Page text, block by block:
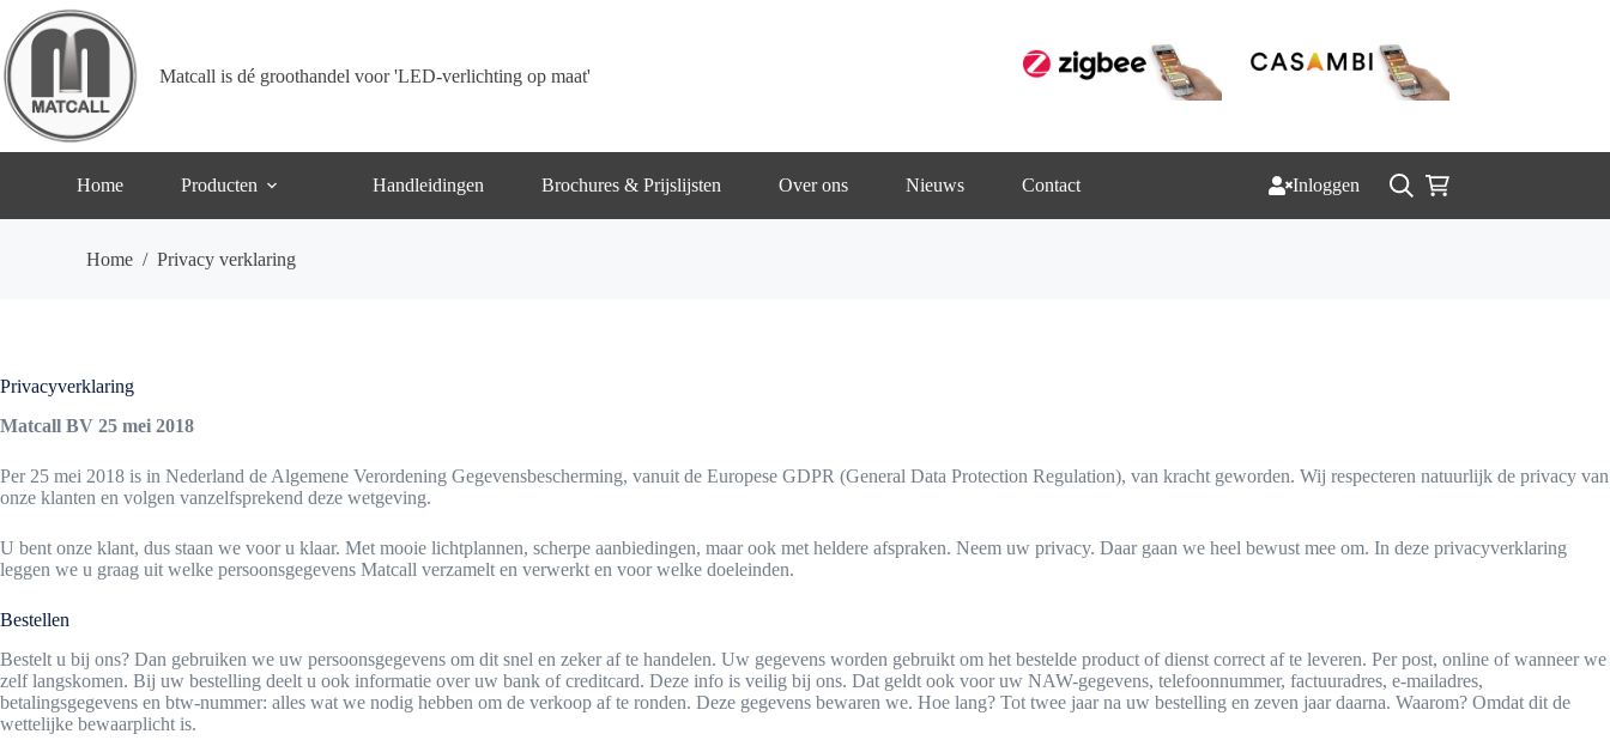
naar
de
inhoud
Matcall is dé groothandel voor 'LED-verlichting op maat'
Home Producten Handleidingen Brochures & Prijslijsten Over ons Nieuws Contact Inloggen Winkelwagen
Home / Privacy verklaring
Privacyverklaring
Matcall BV 25 mei 2018
Per 25 mei 2018 is in Nederland de Algemene Verordening Gegevensbescherming, vanuit de Europese GDPR (General Data Protection Regulation), van kracht geworden. Wij respecteren natuurlijk de privacy van
onze klanten en volgen vanzelfsprekend deze wetgeving.
U bent onze klant, dus staan we voor u klaar. Met mooie lichtplannen, scherpe aanbiedingen, maar ook met heldere afspraken. Neem uw privacy. Daar gaan we heel bewust mee om. In deze privacyverklaring
leggen we u graag uit welke persoonsgegevens Matcall verzamelt en verwerkt en voor welke doeleinden.
Bestellen
Bestelt u bij ons? Dan gebruiken we uw persoonsgegevens om dit snel en zeker af te handelen. Uw gegevens worden gebruikt om het bestelde product of dienst correct af te leveren. Per post, online of wanneer we
zelf langskomen. Bij uw bestelling deelt u ook informatie over uw bank of creditcard. Deze info is veilig bij ons. Dat geldt ook voor uw NAW-gegevens, telefoonnummer, factuuradres, e-mailadres,
betalingsgegevens en btw-nummer: alles wat we nodig hebben om de verkoop af te ronden. Deze gegevens bewaren we. Hoe lang? Tot twee jaar na uw bestelling en zeven jaar daarna. Waarom? Omdat dit de
wettelijke bewaarplicht is.